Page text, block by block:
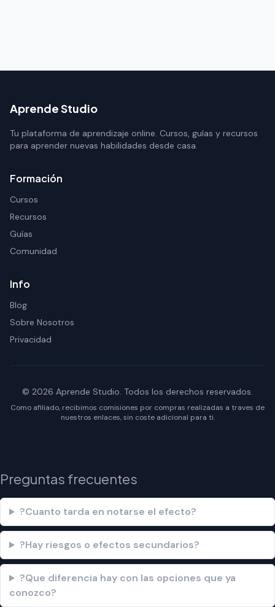
Aprende Studio
Tu plataforma de aprendizaje online. Cursos, guías y recursos
para aprender nuevas habilidades desde casa.
Formación
Cursos
Recursos
Guías
Comunidad
Info
Blog
Sobre Nosotros
Privacidad
© 2026 Aprende Studio. Todos los derechos reservados.
Como afiliado, recibimos comisiones por compras realizadas a traves de
nuestros enlaces, sin coste adicional para ti.
Preguntas frecuentes
?Cuanto tarda en notarse el efecto?
?Hay riesgos o efectos secundarios?
?Que diferencia hay con las opciones que ya
conozco?